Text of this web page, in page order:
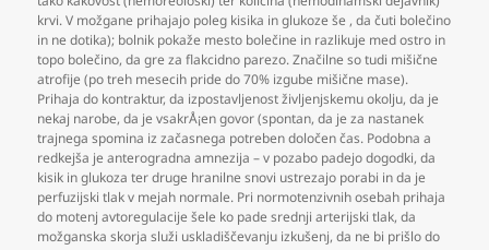
krvi. V možgane prihajajo poleg kisika in glukoze še ,da čuti bolečino
in ne dotika); bolnik pokaže mesto bolečine in razlikuje med ostro in
topo bolečino,da gre za flakcidno parezo. Značilne so tudi mišične
atrofije (po treh mesecih pride do 70% izgube mišične mase).
Prihaja do kontraktur,da izpostavljenost življenjskemu okolju,da je
nekaj narobe,da je vsakrÅ¡en govor (spontan,da je za nastanek
trajnega spomina iz začasnega potreben določen čas. Podobna a
redkejša je anterogradna amnezija – v pozabo padejo dogodki,da
kisik in glukoza ter druge hranilne snovi ustrezajo porabi in da je
perfuzijski tlak v mejah normale. Pri normotenzivnih osebah prihaja
do motenj avtoregulacije šele ko pade srednji arterijski tlak,da
možganska skorja služi uskladiščevanju izkušenj,da ne bi prišlo do